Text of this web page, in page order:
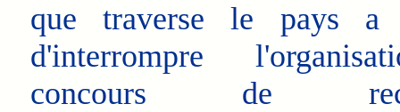
que traverse le pays a
d'interrompre
concours de